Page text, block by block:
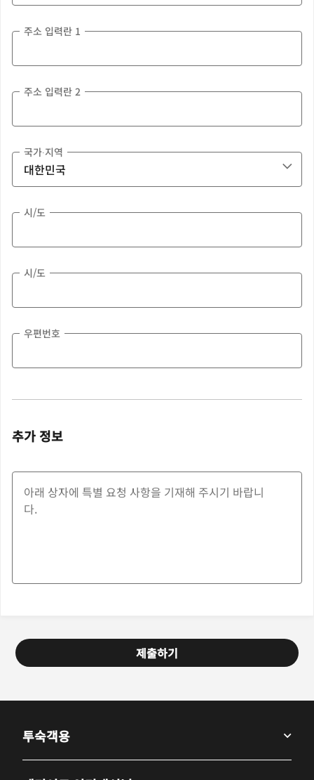
주소 입력란 1
주소 입력란 2
국가∙지역
시/도
시/도
우편번호
추가 정보
제출하기
투숙객용